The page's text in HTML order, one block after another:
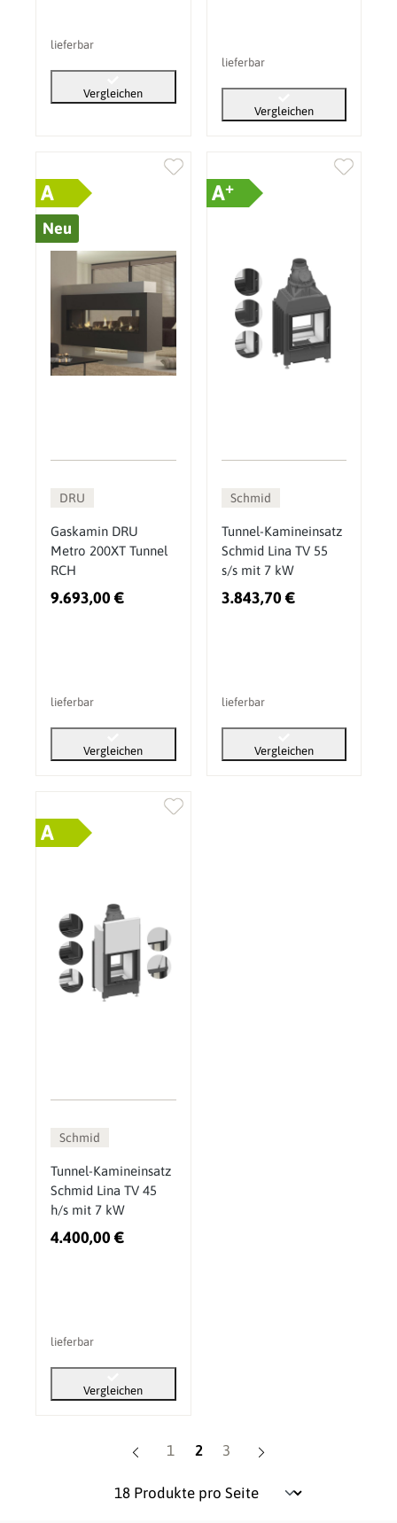
lieferbar
Vergleichen
lieferbar
Vergleichen
A
Neu
DRU
Gaskamin DRU
Metro 200XT Tunnel
RCH
9.693,00 €
lieferbar
Vergleichen
A+
Schmid
Tunnel-Kamineinsatz
Schmid Lina TV 55
s/s mit 7 kW
3.843,70 €
lieferbar
Vergleichen
A
Schmid
Tunnel-Kamineinsatz
Schmid Lina TV 45
h/s mit 7 kW
4.400,00 €
lieferbar
Vergleichen
Seite
1 Seite
2 Seite
3